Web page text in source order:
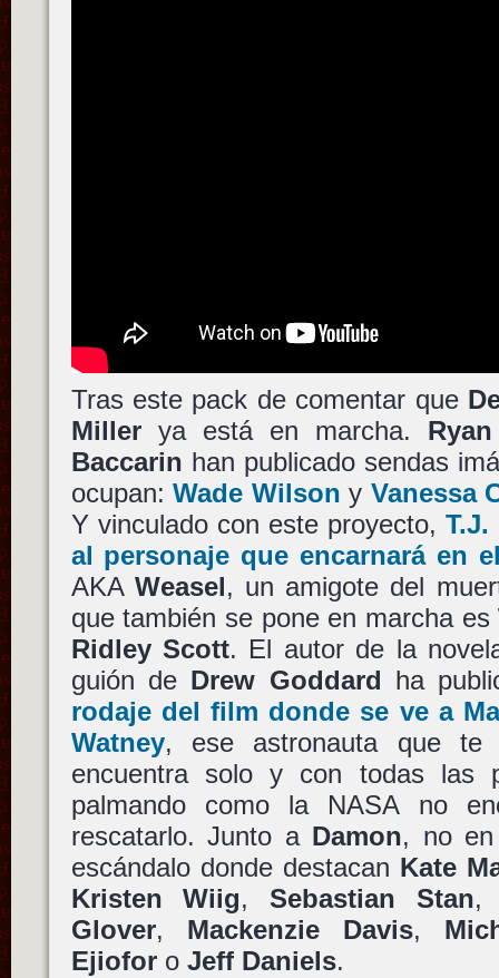
Tras este pack de comentar que
Millerya está en marcha.
Baccarin han publicado sendas
ocupan:Wade Wilson y Vanessa
Y vinculado con este proyecto, T.J.
al personaje que encarnará en
AKA Weasel, un amigote del
que también se pone en marcha es
Ridley Scott. El autor de la
guión de Drew Goddard ha
rodaje del film donde se ve a
Watney, ese astronauta que te
encuentra solo y con todas las
palmando como la NASA no
rescatarlo. Junto a Damon, no
escándalo donde destacan Kate
Kristen Wiig, Sebastian Stan
Glover, Mackenzie Davis,
Ejioforo Jeff Daniels.